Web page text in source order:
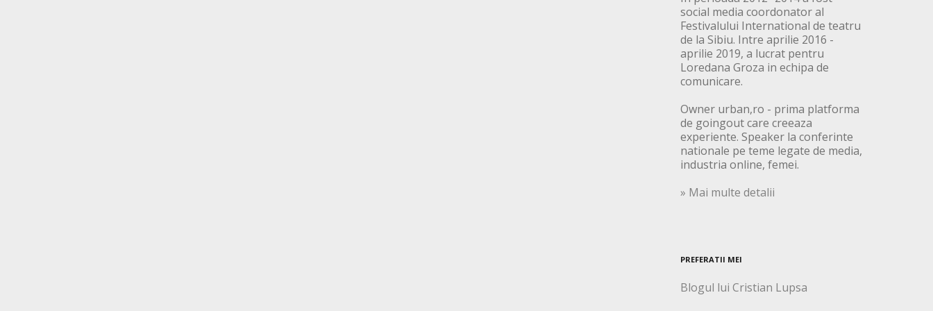
social media coordonator al
Festivalului International de teatru
de la Sibiu. Intre aprilie 2016 -
aprilie 2019, a lucrat pentru
Loredana Groza in echipa de
comunicare.
Owner urban,ro - prima platforma
de goingout care creeaza
experiente. Speaker la conferinte
nationale pe teme legate de media,
industria online, femei.
» Mai multe detalii
PREFERATII MEI
Blogul lui Cristian Lupsa